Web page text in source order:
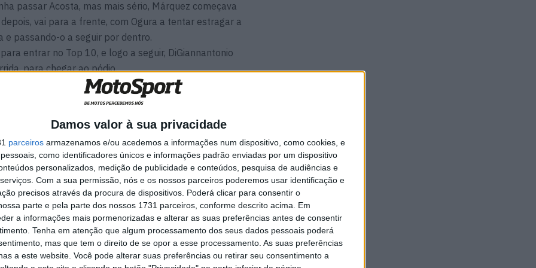
Damos valor à sua privacidade
parceiros armazenamos e/ou acedemos a informações num dispositivo, como cookies, e
como identificadores únicos e informações padrão enviadas por um dispositivo
personalizados, medição de publicidade e conteúdos, pesquisa de audiências e
Com a sua permissão, nós e os nossos parceiros poderemos usar identificação e
precisos através da procura de dispositivos. Poderá clicar para consentir o
parte e pela parte dos nossos 1731 parceiros, conforme descrito acima. Em
a informações mais pormenorizadas e alterar as suas preferências antes de consentir
Tenha em atenção que algum processamento dos seus dados pessoais poderá
mas que tem o direito de se opor a esse processamento. As suas preferências
a este website. Você pode alterar suas preferências ou retirar seu consentimento a
passar Acosta, mas mais sério, Márquez começava
vai para a frente, com Ogura a tentar estragar a
e passando-o a seguir por dentro.
entrar no Top 10, e logo a seguir, DiGiannantonio
para chegar ao pódio.
Prémio para Marc Márquez, com a KTM de Acosta a
Razgatlıoğlu.
MotoGP: Marco Bezzecchi
recebe luz verde para correr
em Silverstone
6 AGOSTO, 2026